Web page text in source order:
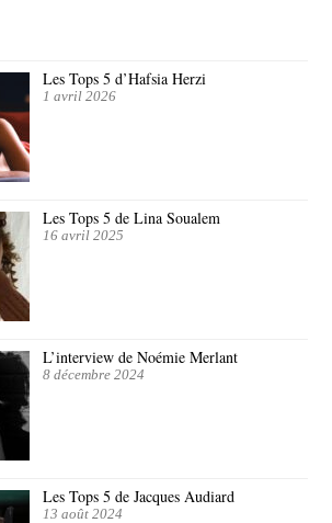
Les Tops 5 d’Hafsia Herzi
1 avril 2026
Les Tops 5 de Lina Soualem
16 avril 2025
L’interview de Noémie Merlant
8 décembre 2024
Les Tops 5 de Jacques Audiard
13 août 2024